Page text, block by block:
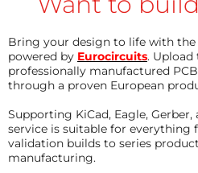
Bring your design to life with the
powered by Eurocircuits. Upload
professionally manufactured
through a proven European
Supporting KiCad, Eagle,
service is suitable for everything
validation builds to series
manufacturing.